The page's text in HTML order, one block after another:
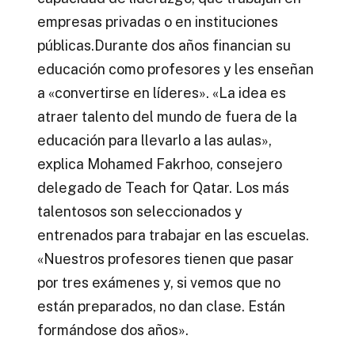
empresas privadas o en instituciones
públicas.Durante dos años financian su
educación como profesores y les enseñan
a «convertirse en líderes». «La idea es
atraer talento del mundo de fuera de la
educación para llevarlo a las aulas»,
explica Mohamed Fakrhoo, consejero
delegado de Teach for Qatar. Los más
talentosos son seleccionados y
entrenados para trabajar en las escuelas.
«Nuestros profesores tienen que pasar
por tres exámenes y, si vemos que no
están preparados, no dan clase. Están
formándose dos años».